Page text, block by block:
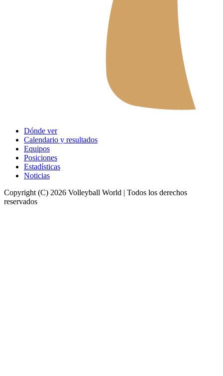
Dónde ver
Calendario y resultados
Equipos
Posiciones
Estadísticas
Noticias
Copyright (C) 2026 Volleyball World | Todos los derechos
reservados